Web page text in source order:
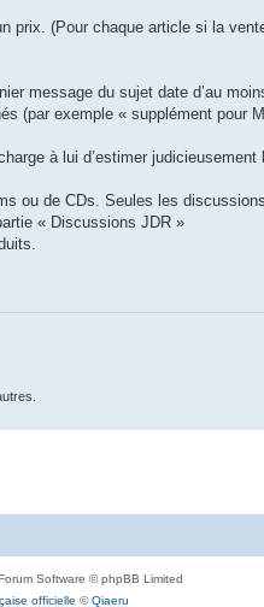
prix. (Pour chaque article si la
message du sujet date d’au
(par exemple « supplément pour
à lui d’estimer judicieusement
ou de CDs. Seules les
« Discussions JDR »
Software © phpBB Limited
officielle ©Qiaeru